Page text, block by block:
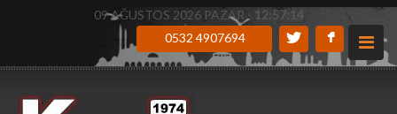
09 AĞUSTOS 2026 PAZAR - 12:57:15
0532 4907694